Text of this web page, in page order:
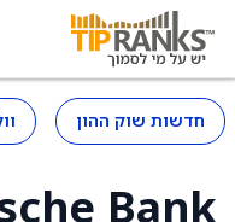
חדשות שוק ההון